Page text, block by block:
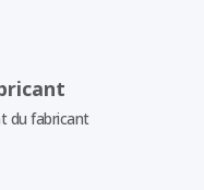
du fabricant